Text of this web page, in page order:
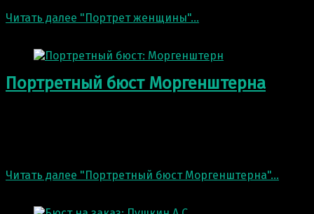
Читать далее "Портрет женщины"…
Портретный бюст Моргенштерна
Читать далее "Портретный бюст Моргенштерна"…